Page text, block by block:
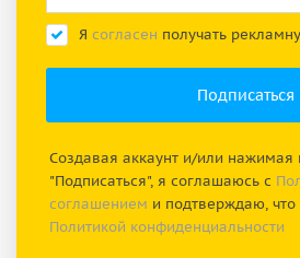
Я согласен получать
Создавая аккаунт и/или нажимая
"Подписаться", я соглашаюсь с
соглашением и подтверждаю,
Политикой конфиденциальности